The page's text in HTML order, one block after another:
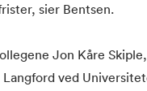
sier Bentsen.
Jon Kåre
ved